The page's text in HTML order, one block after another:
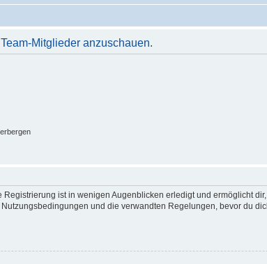
Mitglieder anzuschauen.
ist in wenigen Augenblicken erledigt und ermöglicht
und die verwandten Regelungen, bevor du